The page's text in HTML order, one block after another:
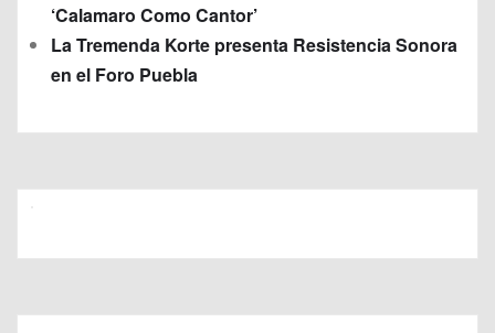
‘Calamaro Como Cantor’
La Tremenda Korte presenta Resistencia Sonora
en el Foro Puebla